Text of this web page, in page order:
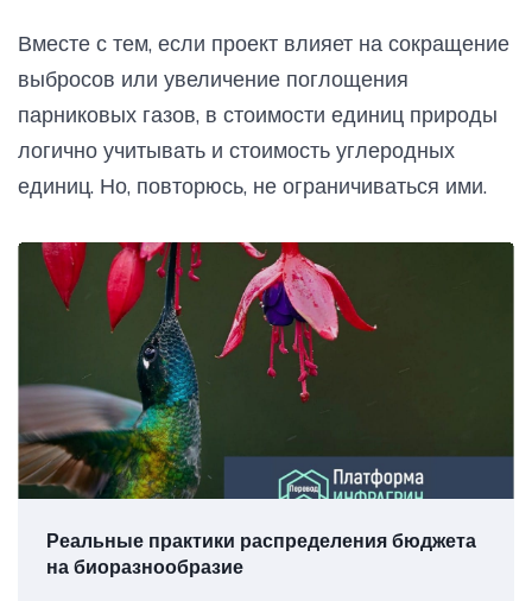
Вместе с тем, если проект влияет на сокращение
выбросов или увеличение поглощения
парниковых газов, в стоимости единиц природы
логично учитывать и стоимость углеродных
единиц. Но, повторюсь, не ограничиваться ими.
Реальные практики распределения бюджета
на биоразнообразие